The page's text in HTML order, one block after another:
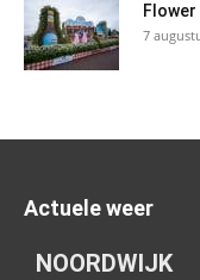
7
Actuele weer
NOORDWIJK